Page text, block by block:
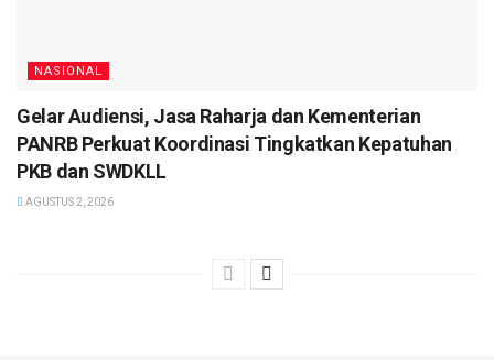
NASIONAL
Gelar Audiensi, Jasa Raharja dan Kementerian
PANRB Perkuat Koordinasi Tingkatkan Kepatuhan
PKB dan SWDKLL
AGUSTUS 2, 2026